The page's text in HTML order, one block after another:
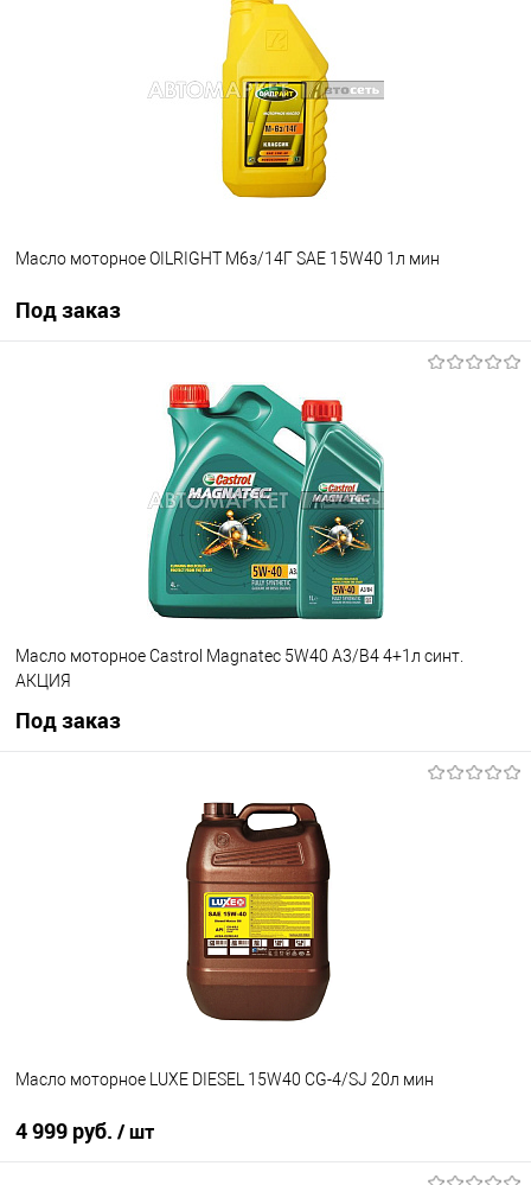
Масло моторное OILRIGHT М6з/14Г SAE 15W40 1л мин
Под заказ
Под заказ
Под заказ
Масло моторное Castrol Magnatec 5W40 А3/В4 4+1л синт.
АКЦИЯ
Под заказ
Под заказ
Масло моторное LUXE DIESEL 15W40 CG-4/SJ 20л мин
4 999 руб. / шт